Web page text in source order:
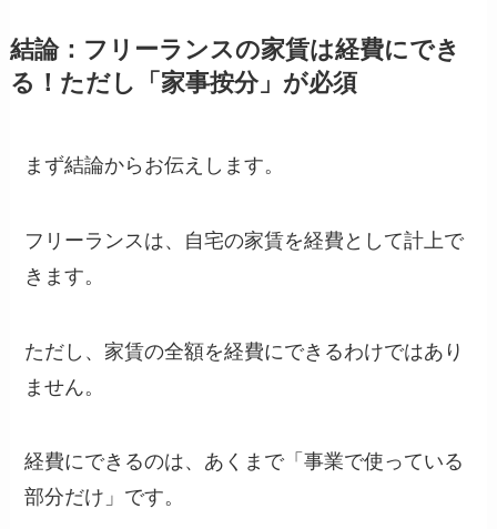
結論：フリーランスの家賃は経費にでき
る！ただし「家事按分」が必須
まず結論からお伝えします。
フリーランスは、自宅の家賃を経費として計上で
きます。
ただし、家賃の全額を経費にできるわけではあり
ません。
経費にできるのは、あくまで「事業で使っている
部分だけ」です。